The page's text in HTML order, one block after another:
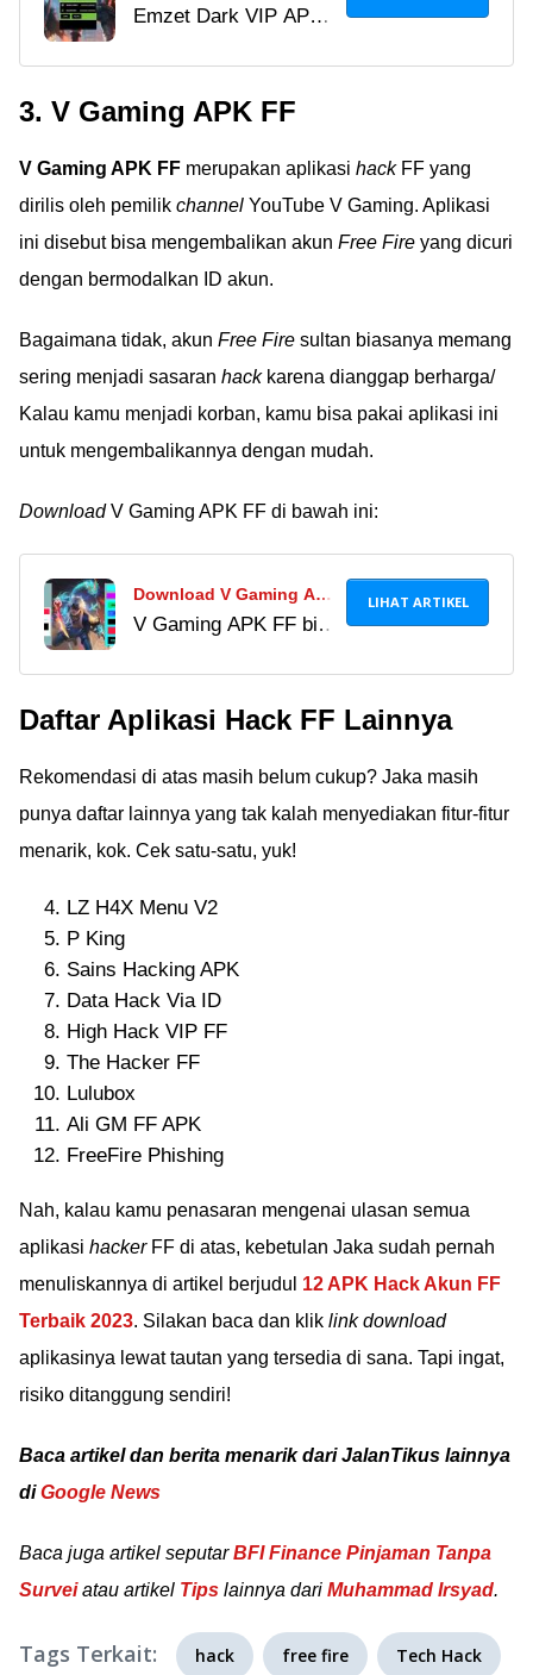
VIP APK FF v3.0, Bisa
Emzet Dark VIP APK
dan akses akun sultan.
instal, dan risikonya di
sini!
3. V Gaming APK FF
V Gaming APK FF merupakan aplikasi hackFF yang
dirilis oleh pemilik channel YouTube V Gaming. Aplikasi
ini disebut bisa mengembalikan akun Free Fire yang dicuri
dengan bermodalkan ID akun.
Bagaimana tidak, akun Free Fire sultan biasanya memang
sering menjadi sasaran hackkarena dianggap berharga/
Kalau kamu menjadi korban, kamu bisa pakai aplikasi ini
untuk mengembalikannya dengan mudah.
DownloadV Gaming APK FF di bawah ini:
Download V Gaming APK
FF V2529.7, Apakah
V Gaming APK FF bisa
dicuri. Tapi, benarkah
mengembalikan akun
FF kamu yang di-
hack?
LIHAT ARTIKEL
Daftar Aplikasi Hack FF Lainnya
Rekomendasi di atas masih belum cukup? Jaka masih
punya daftar lainnya yang tak kalah menyediakan fitur-fitur
menarik, kok. Cek satu-satu, yuk!
LZ H4X Menu V2
P King
Sains Hacking APK
Data Hack Via ID
High Hack VIP FF
The Hacker FF
Lulubox
Ali GM FF APK
FreeFire Phishing
Nah, kalau kamu penasaran mengenai ulasan semua
aplikasi hackerFF di atas, kebetulan Jaka sudah pernah
menuliskannya di artikel berjudul 12 APK Hack Akun FF
Terbaik 2023. Silakan baca dan klik link download
aplikasinya lewat tautan yang tersedia di sana. Tapi ingat,
risiko ditanggung sendiri!
Baca artikel dan berita menarik dari JalanTikus lainnya
diGoogle News
Baca juga artikel seputarBFI Finance Pinjaman Tanpa
Surveiatau artikel Tips lainnya dari Muhammad Irsyad.
Tags Terkait: hack free fire Tech Hack